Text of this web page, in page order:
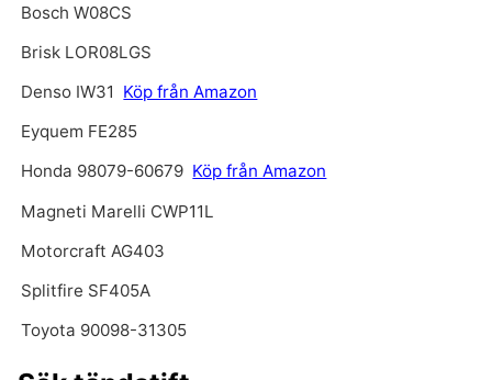
Bosch W08CS
Brisk LOR08LGS
Denso IW31 Köp från Amazon
Eyquem FE285
Honda 98079-60679 Köp från Amazon
Magneti Marelli CWP11L
Motorcraft AG403
Splitfire SF405A
Toyota 90098-31305